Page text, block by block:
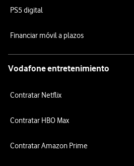
PS5 digital
Financiar móvil a plazos
Vodafone entretenimiento
Contratar Netflix
Contratar HBO Max
Contratar Amazon Prime